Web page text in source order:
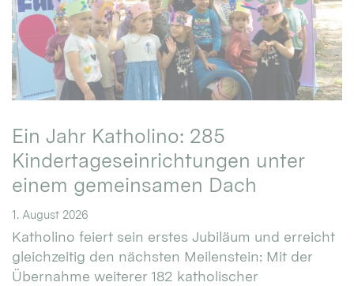
Ein Jahr Katholino: 285
Kindertageseinrichtungen unter
einem gemeinsamen Dach
1. August 2026
Katholino feiert sein erstes Jubiläum und erreicht
gleichzeitig den nächsten Meilenstein: Mit der
Übernahme weiterer 182 katholischer